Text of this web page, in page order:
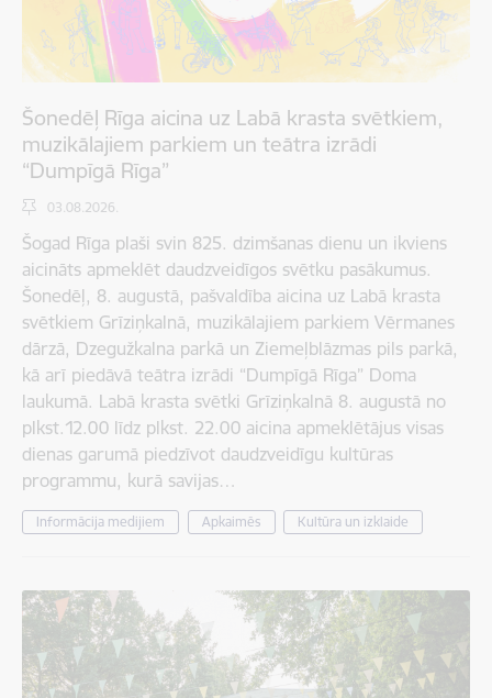
Šonedēļ Rīga aicina uz Labā krasta svētkiem,
muzikālajiem parkiem un teātra izrādi
“Dumpīgā Rīga”
03.08.2026.
Šogad Rīga plaši svin 825. dzimšanas dienu un ikviens
aicināts apmeklēt daudzveidīgos svētku pasākumus.
Šonedēļ, 8. augustā, pašvaldība aicina uz Labā krasta
svētkiem Grīziņkalnā, muzikālajiem parkiem Vērmanes
dārzā, Dzegužkalna parkā un Ziemeļblāzmas pils parkā,
kā arī piedāvā teātra izrādi “Dumpīgā Rīga” Doma
laukumā. Labā krasta svētki Grīziņkalnā 8. augustā no
plkst.12.00 līdz plkst. 22.00 aicina apmeklētājus visas
dienas garumā piedzīvot daudzveidīgu kultūras
programmu, kurā savijas…
Informācija medijiem Apkaimēs Kultūra un izklaide